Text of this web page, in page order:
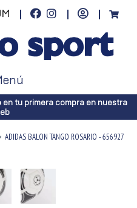
tu primera compra en nuestra
ADIDAS BALON TANGO ROSARIO - 656927